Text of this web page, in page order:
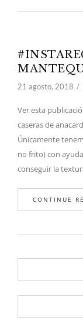
21 agosto, 2018
Ver esta
caseras de
Únicamente
no frito) con
conseguir la
CONTINUE